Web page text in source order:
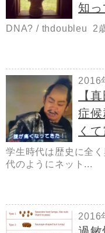
知
DNA? / thdoubleu 2
2016
【
症
く
学生時代は歴史に全
代のようにネット...
2016